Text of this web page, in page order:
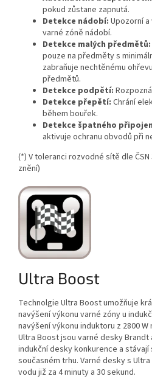
pokud zůstane zapnutá.
Detekce nádobí: Upozorní
varné zóně nádobí.
Detekce malých předmětů:
pouze na předměty s
zabraňuje nechtěnému
předmětů.
Detekce podpětí:
Detekce přepětí: Chrání
během bouřek.
Detekce špatného
aktivuje ochranu obvodů při
(*) V toleranci rozvodné sítě dle ČSN
znění)
Ultra Boost
Technolgie Ultra Boost umožňuje
navýšení výkonu varné zóny u
navýšení výkonu induktoru z 2800 W
Ultra Boost jsou varné desky Brandt
indukční desky konkurence a
současném trhu. Varné desky s
vodu již za 4 minuty a 30 sekund.